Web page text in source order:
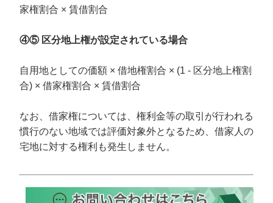
家権割合 × 賃借割合
④⑤ 区分地上権が設定されている場合
自用地としての価額 × 借地権割合 × (1 - 区分地上権割
合) × 借家権割合 × 賃借割合
なお、借家権については、権利金等の取引が行われる
慣行のない地域では評価対象外となるため、借家人の
宅地に対する権利も発生しません。